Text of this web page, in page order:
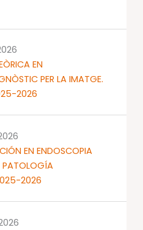
EN
PER LA IMATGE.
2026
EN ENDOSCOPIA
PATOLOGÍA
2026